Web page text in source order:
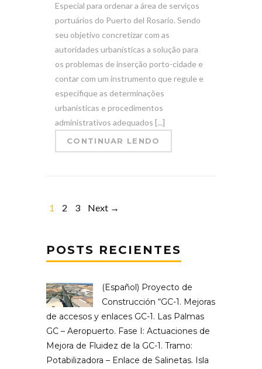
Especial para ordenar a área de serviços
portuários do Puerto del Rosario. Sendo
seu objetivo concretizar com as
autoridades urbanísticas a solução para
os problemas de inserção porto-cidade e
contar com um instrumento que regule e
especifique as determinações
urbanísticas e procedimentos
administrativos adequados [...]
CONTINUAR LENDO
1 2 3 Next →
POSTS RECIENTES
(Español) Proyecto de
Construcción “GC-1. Mejoras
de accesos y enlaces GC-1. Las Palmas
GC – Aeropuerto. Fase I: Actuaciones de
Mejora de Fluidez de la GC-1. Tramo:
Potabilizadora – Enlace de Salinetas. Isla